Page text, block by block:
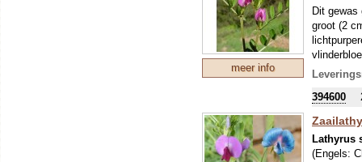
meer info
Dit gewas
groot (2
afmaaien
zo'n
sommige
394600
Lathyrus
(Engels: